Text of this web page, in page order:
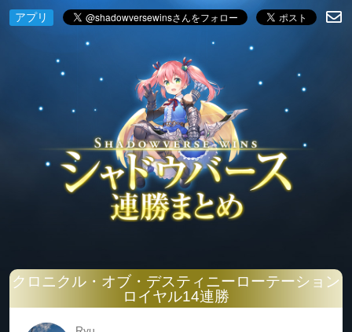
アプリ
クロニクル・オブ・デスティニーローテーション
ロイヤル14連勝